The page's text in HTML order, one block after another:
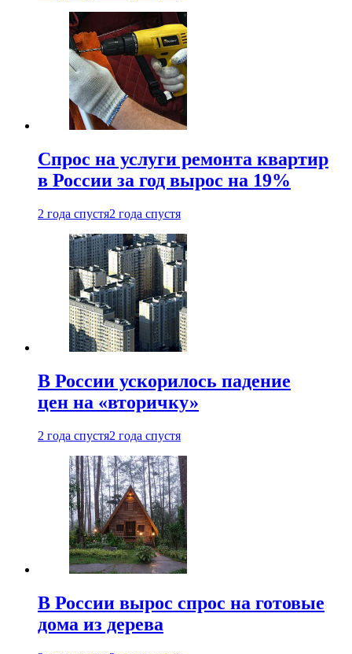
Спрос на услуги ремонта квартир
в России за год вырос на 19%
2 года спустя2 года спустя
В России ускорилось падение
цен на «вторичку»
2 года спустя2 года спустя
В России вырос спрос на готовые
дома из дерева